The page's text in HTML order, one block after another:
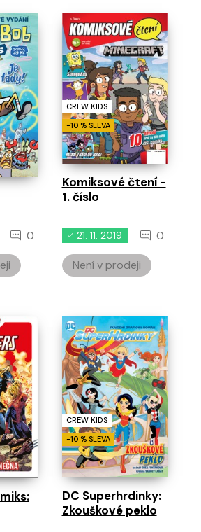
0
CREW KIDS
-10 % SLEVA
Komiksové čtení -
1. číslo
21. 11. 2019
0
Není v prodeji
CREW KIDS
-10 % SLEVA
DC Superhrdinky:
Zkouškové peklo